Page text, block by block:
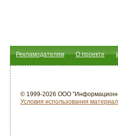
Рекламодателям О проекте
© 1999-2026 ООО
Условия использования